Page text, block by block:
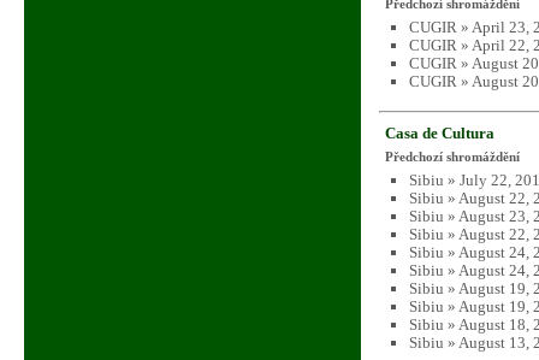
Předchozí shromáždění
CUGIR » April 23,
CUGIR » April 22,
CUGIR » August
CUGIR » August
Casa de Cultura
Předchozí shromáždění
Sibiu » July 22,
Sibiu » August 22,
Sibiu » August 23,
Sibiu » August 22,
Sibiu » August 24,
Sibiu » August 24,
Sibiu » August 19,
Sibiu » August 19,
Sibiu » August 18,
Sibiu » August 13,